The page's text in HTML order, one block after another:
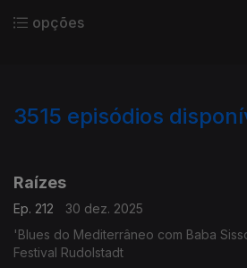
opções
3515 episódios
Raízes
Ep. 212
30 dez. 2025
'Blues do Mediterrâneo com Baba
Festival Rudolstadt